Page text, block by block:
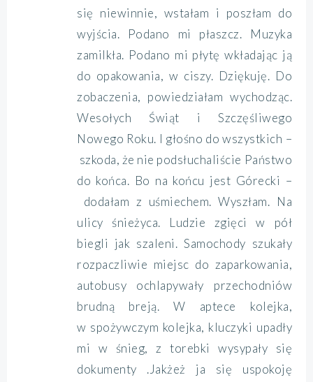
się niewinnie, wstałam i poszłam do
wyjścia. Podano mi płaszcz. Muzyka
zamilkła. Podano mi płytę wkładając ją
do opakowania, w ciszy. Dziękuję. Do
zobaczenia, powiedziałam wychodząc.
Wesołych Świąt i Szczęśliwego
Nowego Roku. I głośno do wszystkich –
szkoda, że nie podsłuchaliście Państwo
do końca. Bo na końcu jest Górecki –
dodałam z uśmiechem. Wyszłam. Na
ulicy śnieżyca. Ludzie zgięci w pół
biegli jak szaleni. Samochody szukały
rozpaczliwie miejsc do zaparkowania,
autobusy ochlapywały przechodniów
brudną breją. W aptece kolejka,
w spożywczym kolejka, kluczyki upadły
mi w śnieg, z torebki wysypały się
dokumenty .Jakżeż ja się uspokoję